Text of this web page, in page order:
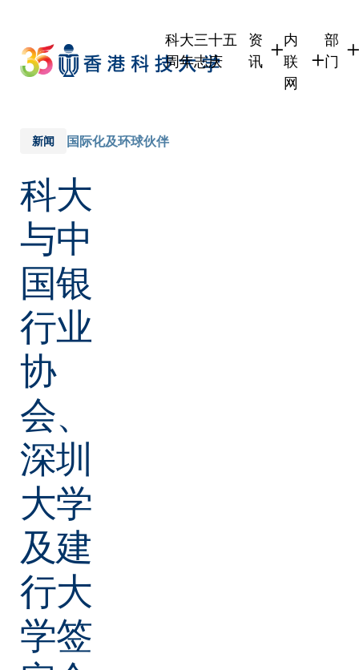
main
content
科大三十五
周年志庆
资
讯
内
联
网
部
门
新闻 国际化及环球伙伴
科大
与中
国银
行业
协
会、
深圳
大学
及建
行大
学签